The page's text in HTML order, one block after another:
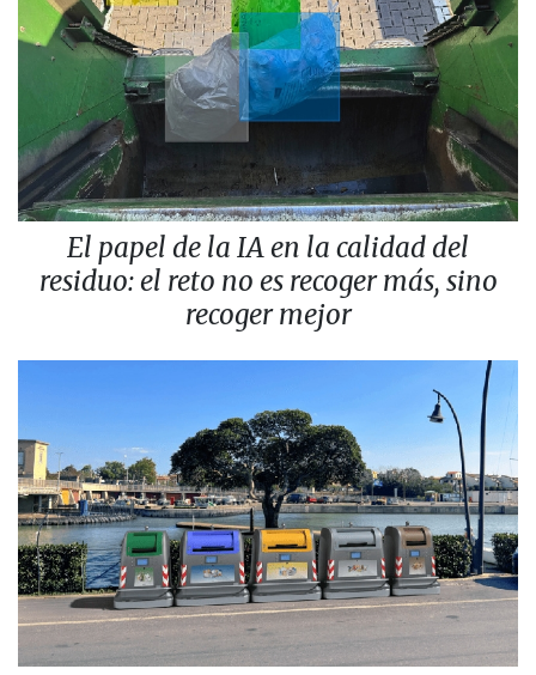
El papel de la IA en la calidad del
residuo: el reto no es recoger más, sino
recoger mejor